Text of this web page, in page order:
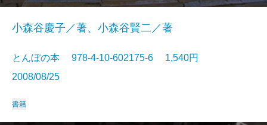
小森谷慶子／著、小森谷賢二／著
とんぼの本 978-4-10-602175-6 1,540円
2008/08/25
書籍